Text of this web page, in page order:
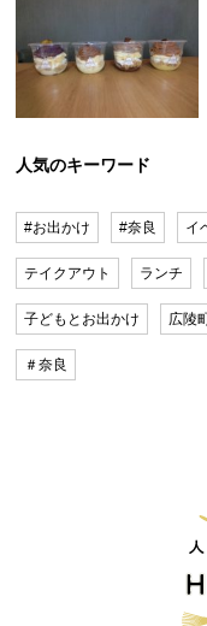
人気のキーワード
#お出かけ #奈良 イ
テイクアウト ランチ
子どもとお出かけ 広陵
＃奈良